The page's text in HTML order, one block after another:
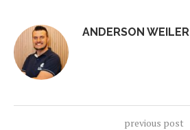
ANDERSON WEILER
previous post